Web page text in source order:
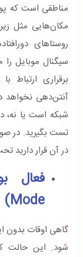
مناطقی است که
مکان‌هایی مثل
روستاهای
سیگنال موبایل
برقراری
آنتن‌دهی نخواهد
شبکه است یا نه،
تست بگیرید. در
در آن قرار
Mode)
گاهی اوقات بدون
شود. این حالت